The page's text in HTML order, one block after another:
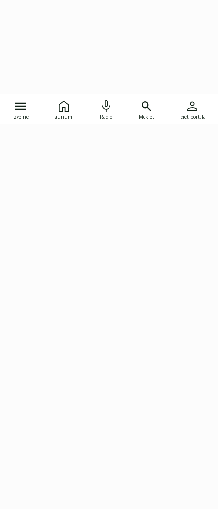
Izvēlne Jaunumi Radio Meklēt Ieiet portālā